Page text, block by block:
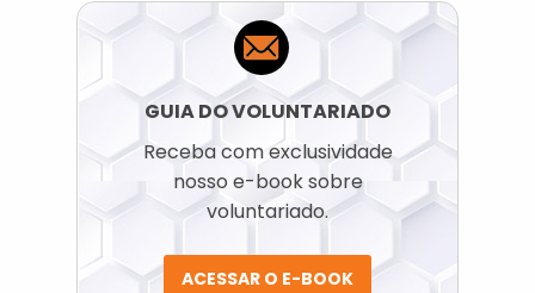
GUIA DO VOLUNTARIADO
Receba com exclusividade
nosso e-book sobre
voluntariado.
ACESSAR O E-BOOK